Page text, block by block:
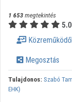
Kategóriák
Intézményi listák
Közreműködők
1 653megtekintés
Megosztás
Tulajdonos: Szabó
EHK)